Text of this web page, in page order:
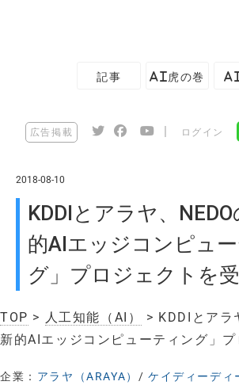
記事 AI虎の巻 AI
広告掲載 ログイン
2018-08-10
KDDIとアラヤ、
的AIエッジコンピュ
グ」プロジェクトを
TOP > 人工知能（AI）
> KDDIとアラ
新的AIエッジコンピューティング」
企業： アラヤ（ARAYA） /ケイディーディ